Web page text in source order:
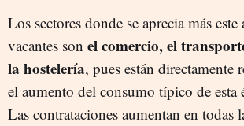
Los sectores donde se aprecia más
vacantes son el comercio, el
la hostelería, pues están directamente
el aumento del consumo típico de esta
Las contrataciones aumentan en todas